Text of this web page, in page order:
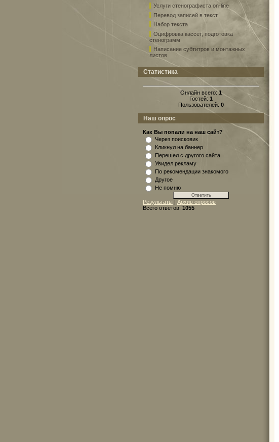
Услуги стенографиста on-line
Перевод записей в текст
Набор текста
Оцифровка кассет, подготовка
стенограмм
Написание субтитров и монтажных
листов
Статистика
Онлайн всего:1
Гостей: 1
Пользователей: 0
Наш опрос
Как Вы попали на наш сайт?
Через поисковик
Кликнул на баннер
Перешел с другого сайта
Увидел рекламу
По рекомендации знакомого
Другое
Не помню
Результаты | Архив опросов
Всего ответов: 1055